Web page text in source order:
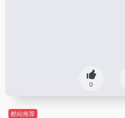
0
酷站推荐